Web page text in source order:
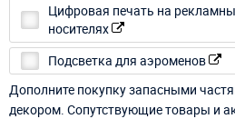
Цифровая печать на
носителях
Подсветка для аэроменов
Дополните покупку запасными
декором. Сопутствующие товары и